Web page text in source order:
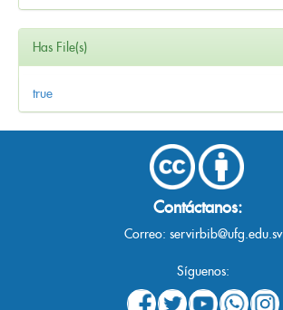
Has File(s)
true
Contáctanos:
Correo: servirbib@ufg.edu.sv
Síguenos: